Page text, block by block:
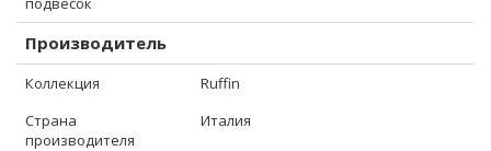
Производитель
Коллекция
Ruffin
Страна
производителя
Италия